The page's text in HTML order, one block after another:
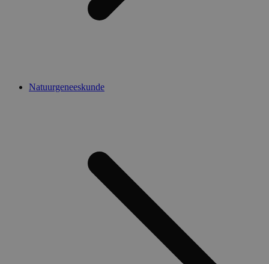
Natuurgeneeskunde